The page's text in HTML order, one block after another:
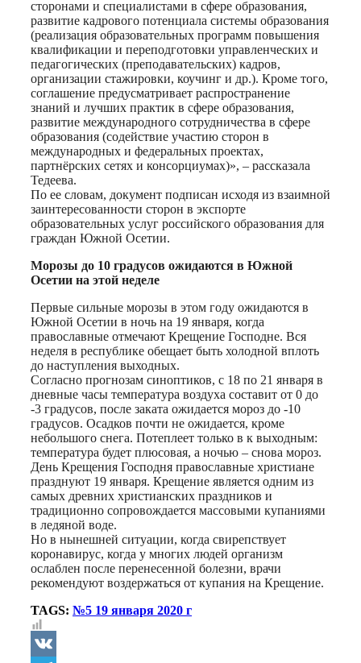
сторонами и специалистами в сфере образования,
развитие кадрового потенциала системы образования
(реализация образовательных программ повышения
квалификации и переподготовки управленческих и
педагогических (преподавательских) кадров,
организации стажировки, коучинг и др.). Кроме того,
соглашение предусматривает распространение
знаний и лучших практик в сфере образования,
развитие международного сотрудничества в сфере
образования (содействие участию сторон в
международных и федеральных проектах,
партнёрских сетях и консорциумах)», – рассказала
Тедеева.
По ее словам, документ подписан исходя из взаимной
заинтересованности сторон в экспорте
образовательных услуг российского образования для
граждан Южной Осетии.
Морозы до 10 градусов ожидаются в Южной
Осетии на этой неделе
Первые сильные морозы в этом году ожидаются в
Южной Осетии в ночь на 19 января, когда
православные отмечают Крещение Господне. Вся
неделя в республике обещает быть холодной вплоть
до наступления выходных.
Согласно прогнозам синоптиков, с 18 по 21 января в
дневные часы температура воздуха составит от 0 до
‑3 градусов, после заката ожидается мороз до ‑10
градусов. Осадков почти не ожидается, кроме
небольшого снега. Потеплеет только в к выходным:
температура будет плюсовая, а ночью – снова мороз.
День Крещения Господня православные христиане
празднуют 19 января. Крещение является одним из
самых древних христианских праздников и
традиционно сопровождается массовыми купаниями
в ледяной воде.
Но в нынешней ситуации, когда свирепствует
коронавирус, когда у многих людей организм
ослаблен после перенесенной болезни, врачи
рекомендуют воздержаться от купания на Крещение.
TAGS: №5 19 января 2020 г